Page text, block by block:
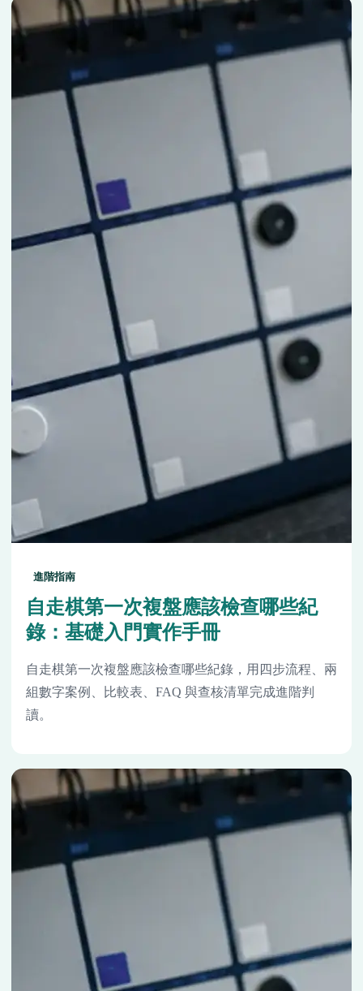
進階指南
自走棋第一次複盤應該檢查哪些紀
錄：基礎入門實作手冊
自走棋第一次複盤應該檢查哪些紀錄，用四步流程、兩
組數字案例、比較表、FAQ 與查核清單完成進階判
讀。